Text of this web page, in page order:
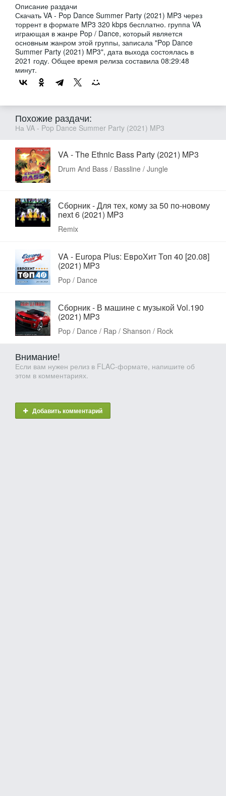
Описание раздачи
Скачать VA - Pop Dance Summer Party (2021) MP3 через
торрент в формате MP3 320 kbps бесплатно. группа VA
играющая в жанре Pop / Dance, который является
основным жанром этой группы, записала "Pop Dance
Summer Party (2021) MP3", дата выхода состоялась в
2021 году. Общее время релиза составила 08:29:48
минут.
Похожие раздачи:
На VA - Pop Dance Summer Party (2021) MP3
VA - The Ethnic Bass Party (2021) MP3
Drum And Bass / Bassline / Jungle
Сборник - Для тех, кому за 50 по-новому
next 6 (2021) MP3
Remix
VA - Europa Plus: ЕвроХит Топ 40 [20.08]
(2021) MP3
Pop / Dance
Сборник - В машине с музыкой Vol.190
(2021) MP3
Pop / Dance / Rap / Shanson / Rock
Внимание!
Если вам нужен релиз в FLAC-формате, напишите об
этом в комментариях.
Добавить комментарий